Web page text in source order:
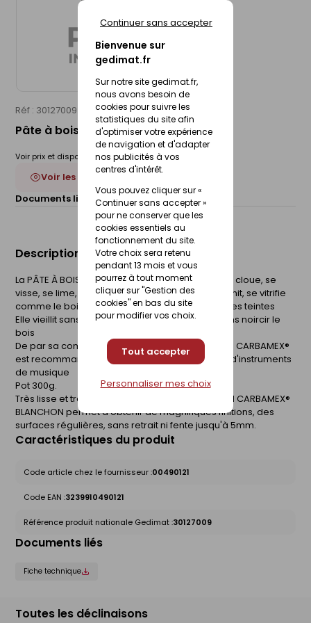
Bienvenue sur
gedimat.fr
Sur notre site gedimat.fr,
nous avons besoin de
cookies pour suivre les
statistiques du site afin
d'optimiser votre expérience
de navigation et d'adapter
nos publicités à vos
centres d'intérêt.
Vous pouvez cliquer sur «
Continuer sans accepter »
pour ne conserver que les
cookies essentiels au
fonctionnement du site.
Votre choix sera retenu
pendant 13 mois et vous
pourrez à tout moment
cliquer sur "Gestion des
cookies" en bas du site
pour modifier vos choix.
Tout accepter
Continuer sans accepter
Personnaliser mes choix
Réf : 30127009 CARBAMEX
Pâte à bois tradition pin - pot 300g
Voir prix et disponibilité en magasin
Voir les 4 déclinaisons
Documents liés :
Fiche technique
Description du produit
La PÂTE À BOIS TRADITION CARBAMEX® se scie, se cloue, se
visse, se lime, se ponce, se teinte, se cire, se vernit, se vitrifie
comme le bois et permet une parfaite reprise des teintes
Elle vieillit sans se décoller de son support et sans noircir le
bois
De par sa composition, la PÂTE À BOIS TRADITION CARBAMEX®
est recommandée pour de petites réparations d'instruments
de musique
Pot 300g.
Très lisse et très dense, la PÂTE À BOIS TRADITION CARBAMEX®
BLANCHON permet d'obtenir de magnifiques finitions, des
surfaces régulières, sans retrait ni fente jusqu'à 5mm.
Caractéristiques du produit
Code article chez le fournisseur :00490121
Code EAN :3239910490121
Référence produit nationale Gedimat :30127009
Documents liés
Fiche technique
Toutes les déclinaisons